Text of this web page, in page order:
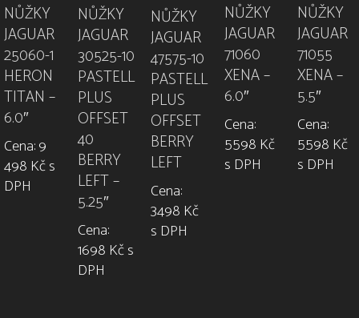
NŮŽKY
JAGUAR
25060-1
HERON
TITAN –
6.0″
Cena: 9
498 Kč s
DPH
NŮŽKY
JAGUAR
30525-10
PASTELL
PLUS
OFFSET
40
BERRY
LEFT –
5.25″
Cena:
1698 Kč s
DPH
NŮŽKY
JAGUAR
47575-10
PASTELL
PLUS
OFFSET
BERRY
LEFT
Cena:
3498 Kč
s DPH
NŮŽKY
JAGUAR
71060
XENA –
6.0″
Cena:
5598 Kč
s DPH
NŮŽKY
JAGUAR
71055
XENA –
5.5″
Cena:
5598 Kč
s DPH